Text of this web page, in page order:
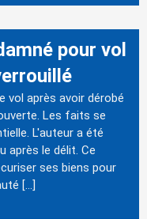
pour vol
vol après avoir dérobé
Les faits se
L'auteur a été
après le délit. Ce
ses biens pour
[…]